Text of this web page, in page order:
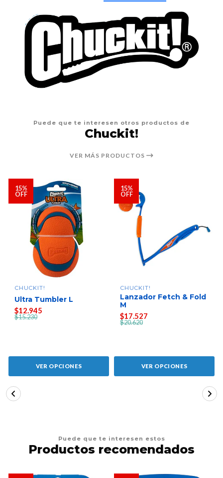
Puede que te interesen otros productos de
Chuckit!
VER MÁS PRODUCTOS
15%
OFF
CHUCKIT!
Ultra Tumbler L
$12.945
$15.230
VER OPCIONES
15%
OFF
CHUCKIT!
Lanzador Fetch & Fold
M
$17.527
$20.620
VER OPCIONES
Puede que te interesen estos
Productos recomendados